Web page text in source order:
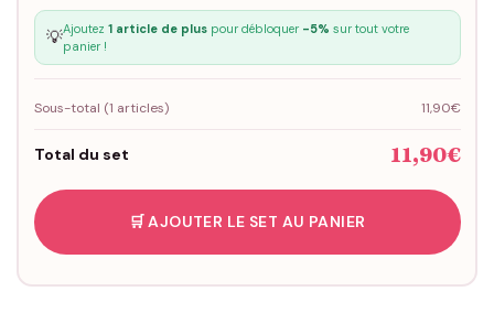
💡Ajoutez 1 article de pluspour débloquer -5% sur tout votre
panier !
Sous-total (1 articles) 11,90€
Total du set 11,90€
🛒 AJOUTER LE SET AU PANIER